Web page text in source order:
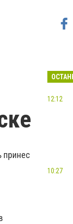
принес
12:12
10:27